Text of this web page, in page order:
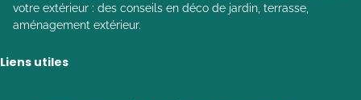
votre extérieur : des conseils en déco de jardin, terrasse,
aménagement extérieur.
Liens utiles